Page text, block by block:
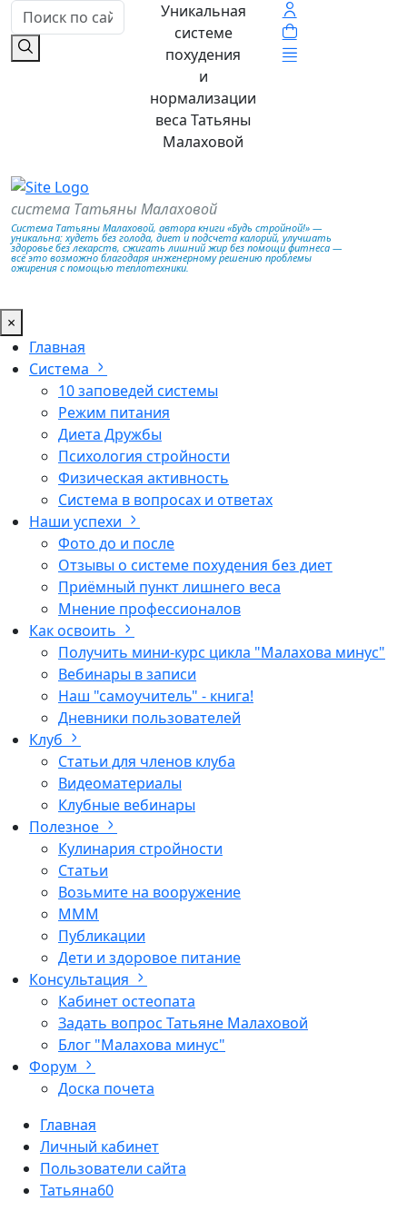
Уникальная
системе
похудения
и
нормализации
веса Татьяны
Малаховой
система Татьяны Малаховой
Система Татьяны Малаховой, автора книги «Будь стройной!» —
уникальна: худеть без голода, диет и подсчета калорий, улучшать
здоровье без лекарств, сжигать лишний жир без помощи фитнеса —
всё это возможно благодаря инженерному решению проблемы
ожирения с помощью теплотехники.
×
Главная
Система
10 заповедей системы
Режим питания
Диета Дружбы
Психология стройности
Физическая активность
Система в вопросах и ответах
Наши успехи
Фото до и после
Отзывы о системе похудения без диет
Приёмный пункт лишнего веса
Мнение профессионалов
Как освоить
Получить мини-курс цикла "Малахова минус"
Вебинары в записи
Наш "самоучитель" - книга!
Дневники пользователей
Клуб
Статьи для членов клуба
Видеоматериалы
Клубные вебинары
Полезное
Кулинария стройности
Статьи
Возьмите на вооружение
МММ
Публикации
Дети и здоровое питание
Консультация
Кабинет остеопата
Задать вопрос Татьяне Малаховой
Блог "Малахова минус"
Форум
Доска почета
Главная
Личный кабинет
Пользователи сайта
Татьяна60